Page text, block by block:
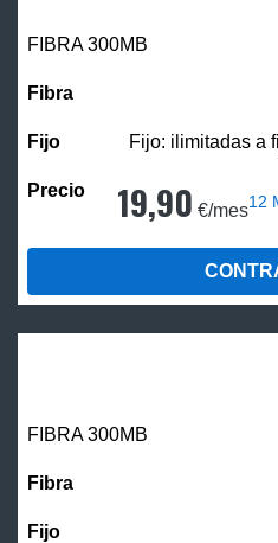
FIBRA 300MB
Fijo: ilimitadas a
19,90 €/mes12
FIBRA 300MB